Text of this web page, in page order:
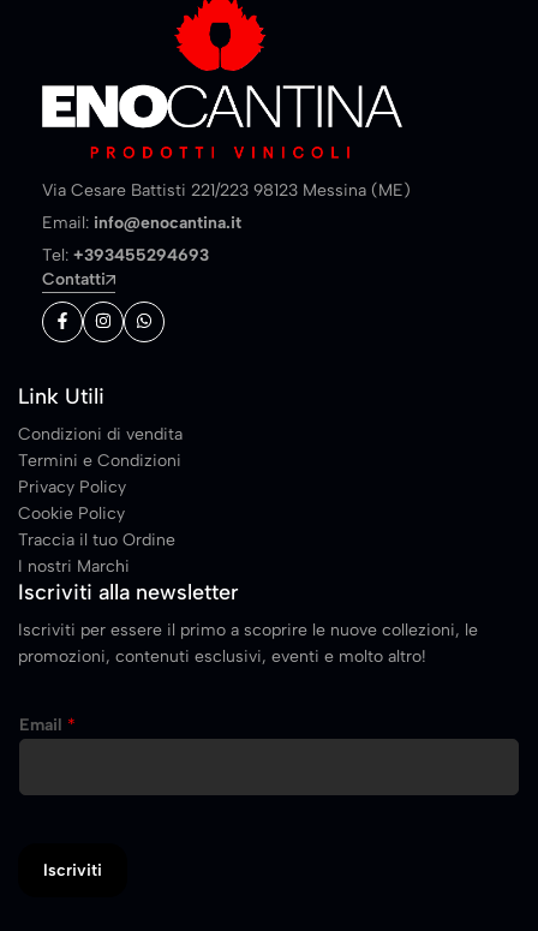
Via Cesare Battisti 221/223 98123 Messina (ME)
Email: info@enocantina.it
Tel: +393455294693
Contatti
Link Utili
Condizioni di vendita
Termini e Condizioni
Privacy Policy
Cookie Policy
Traccia il tuo Ordine
I nostri Marchi
Iscriviti alla newsletter
Iscriviti per essere il primo a scoprire le nuove collezioni, le
promozioni, contenuti esclusivi, eventi e molto altro!
Email *
Iscriviti